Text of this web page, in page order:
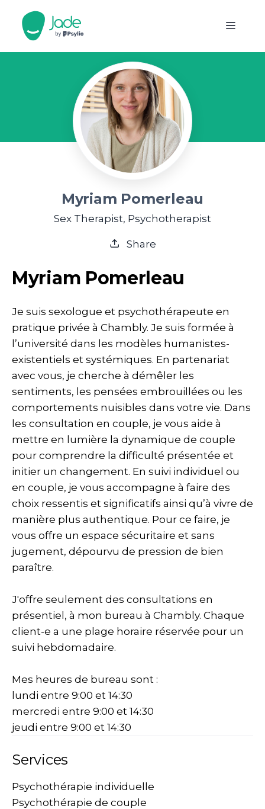
Myriam Pomerleau
Sex Therapist, Psychotherapist
Share
Myriam Pomerleau
Je suis sexologue et psychothérapeute en
pratique privée à Chambly. Je suis formée à
l’université dans les modèles humanistes-
existentiels et systémiques. En partenariat
avec vous, je cherche à démêler les
sentiments, les pensées embrouillées ou les
comportements nuisibles dans votre vie. Dans
les consultation en couple, je vous aide à
mettre en lumière la dynamique de couple
pour comprendre la difficulté présentée et
initier un changement. En suivi individuel ou
en couple, je vous accompagne à faire des
choix ressentis et significatifs ainsi qu’à vivre de
manière plus authentique. Pour ce faire, je
vous offre un espace sécuritaire et sans
jugement, dépourvu de pression de bien
paraître.
J'offre seulement des consultations en
présentiel, à mon bureau à Chambly. Chaque
client-e a une plage horaire réservée pour un
suivi hebdomadaire.
Mes heures de bureau sont :
lundi entre 9:00 et 14:30
mercredi entre 9:00 et 14:30
jeudi entre 9:00 et 14:30
Services
Psychothérapie individuelle
Psychothérapie de couple